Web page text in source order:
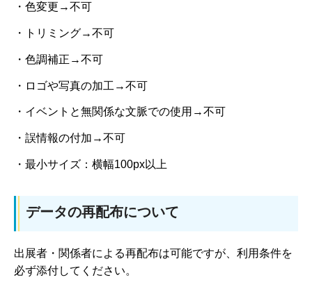
・色変更→不可
・トリミング→不可
・色調補正→不可
・ロゴや写真の加工→不可
・イベントと無関係な文脈での使用→不可
・誤情報の付加→不可
・最小サイズ：横幅100px以上
データの再配布について
出展者・関係者による再配布は可能ですが、利用条件を
必ず添付してください。